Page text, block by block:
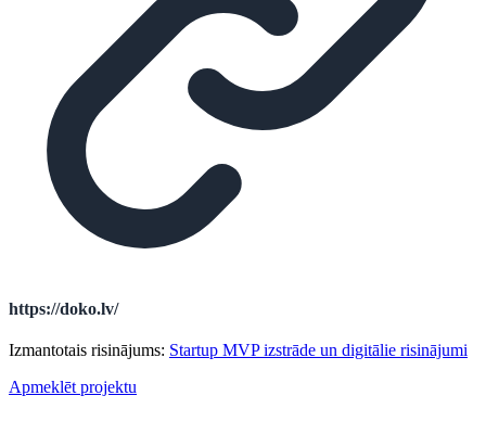
https://doko.lv/
Izmantotais risinājums: Startup MVP izstrāde un digitālie risinājumi
Apmeklēt projektu